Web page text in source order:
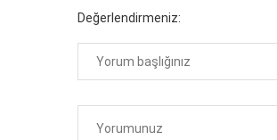
Değerlendirmeniz: